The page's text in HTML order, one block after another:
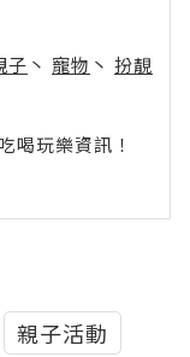
子 丶 寵物 丶 扮靚
玩樂資訊！
親子活動